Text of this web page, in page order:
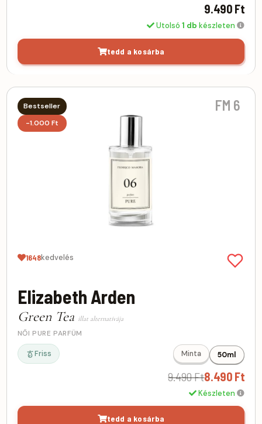
9.490 Ft
Utolsó1 db készleten
tedd a kosárba
Bestseller
-1.000 Ft
FM 6
1648kedvelés
Elizabeth Arden
Green Tea illat alternatívája
NŐI PURE PARFÜM
Friss Minta 50ml
9.490 Ft8.490 Ft
Készleten
tedd a kosárba